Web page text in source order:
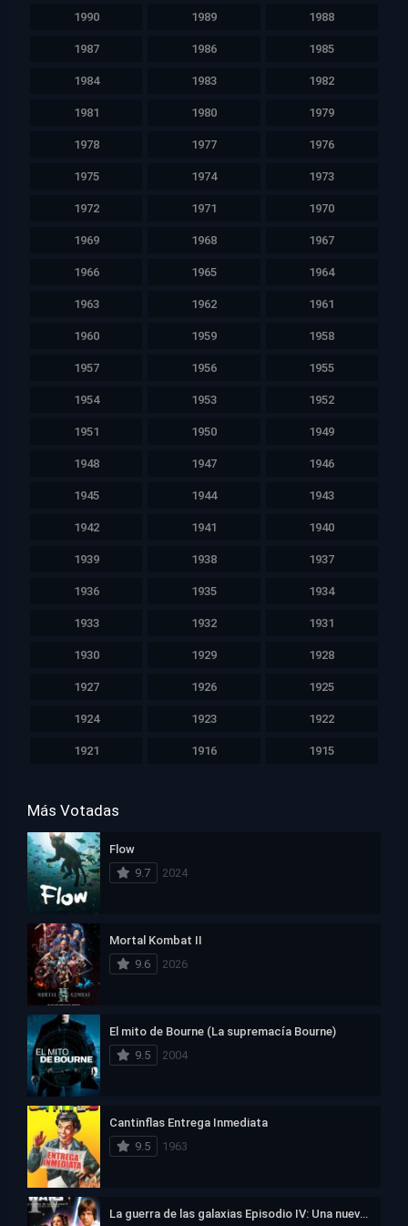
1990 1989 1988
1987 1986 1985
1984 1983 1982
1981 1980 1979
1978 1977 1976
1975 1974 1973
1972 1971 1970
1969 1968 1967
1966 1965 1964
1963 1962 1961
1960 1959 1958
1957 1956 1955
1954 1953 1952
1951 1950 1949
1948 1947 1946
1945 1944 1943
1942 1941 1940
1939 1938 1937
1936 1935 1934
1933 1932 1931
1930 1929 1928
1927 1926 1925
1924 1923 1922
1921 1916 1915
Más Votadas
Flow
9.7
2024
Mortal Kombat II
9.6
2026
El mito de Bourne (La supremacía Bourne)
9.5
2004
Cantinflas Entrega Inmediata
9.5
1963
La guerra de las galaxias Episodio IV: Una nueva esperanza